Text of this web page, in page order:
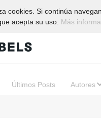
cookies. Si continúa
acepta su uso. Más
Últimos Posts Autores